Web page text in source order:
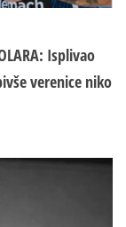
Isplivao
verenice niko